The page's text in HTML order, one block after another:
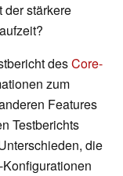
der stärkere
desCore-
zum
Features
Testberichts
die